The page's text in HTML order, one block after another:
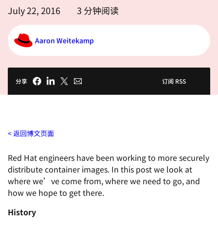
July 22, 2016 3 分钟阅读
Aaron Weitekamp
分享 订阅 RSS
返回博文页面
Red Hat engineers have been working to more securely
distribute container images. In this post we look at
where we’ve come from, where we need to go, and
how we hope to get there.
History